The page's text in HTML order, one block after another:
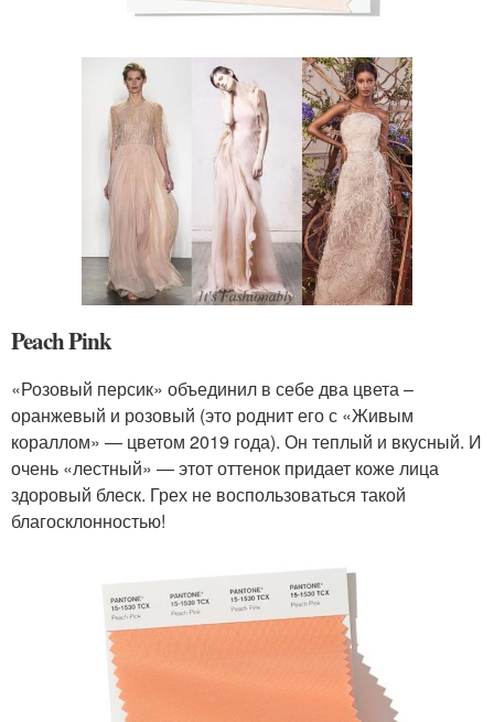
Peach Pink
«Розовый персик» объединил в себе два цвета –
оранжевый и розовый (это роднит его с «Живым
кораллом» — цветом 2019 года). Он теплый и вкусный. И
очень «лестный» — этот оттенок придает коже лица
здоровый блеск. Грех не воспользоваться такой
благосклонностью!